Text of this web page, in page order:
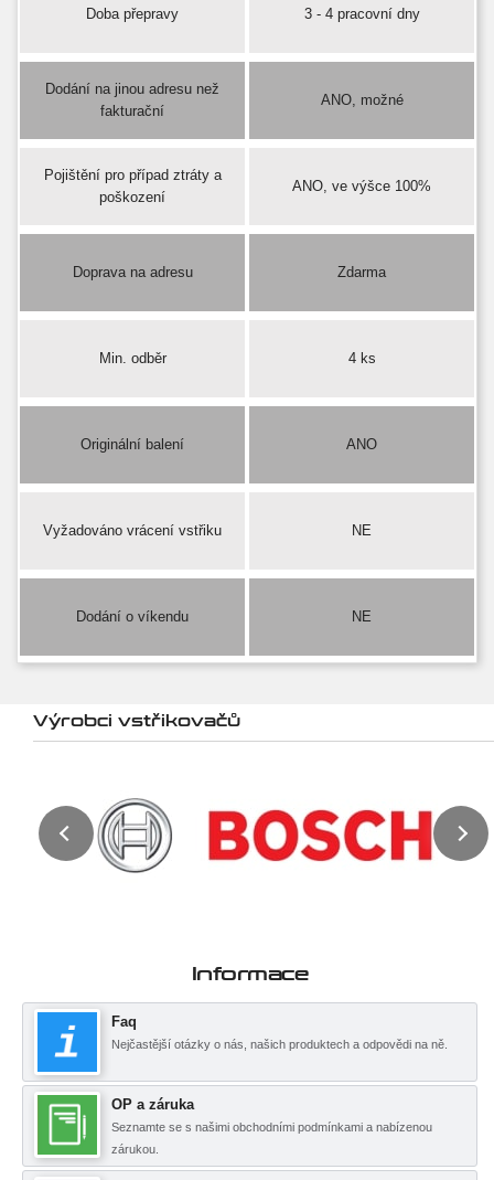
Doba přepravy 3 - 4 pracovní dny
Dodání na jinou adresu než
fakturační
ANO, možné
Pojištění pro případ ztráty a
poškození
ANO, ve výšce 100%
Doprava na adresu Zdarma
Min. odběr 4 ks
Originální balení ANO
Vyžadováno vrácení vstřiku NE
Dodání o víkendu NE
Výrobci vstřikovačů
Informace
Faq
Nejčastější otázky o nás, našich produktech a odpovědi na ně.
OP a záruka
Seznamte se s našimi obchodními podmínkami a nabízenou
zárukou.